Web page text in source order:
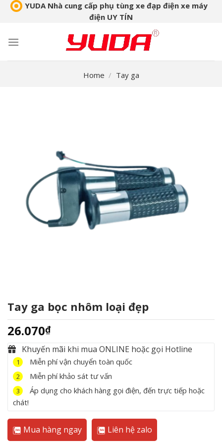
Skip
YUDA Nhà cung cấp phụ tùng xe đạp điện xe máy
điện UY TÍN
Home / Tay ga
Tay ga bọc nhôm loại đẹp
26.070₫
Khuyến mãi khi mua ONLINE hoặc gọi Hotline
1 Miễn phí vận chuyển toàn quốc
2 Miễn phí khảo sát tư vấn
3
Áp dụng cho khách hàng gọi điện, đến trực tiếp hoặc
chát!
Mua hàng ngay Liên hệ zalo